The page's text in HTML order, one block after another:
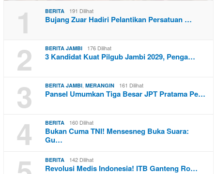
1 BERITA 191 Dilihat
Bujang Zuar Hadiri Pelantikan Persatuan …
2 BERITA JAMBI 176 Dilihat
3 Kandidat Kuat Pilgub Jambi 2029, Penga…
3 BERITA JAMBI, MERANGIN 161 Dilihat
Pansel Umumkan Tiga Besar JPT Pratama Pe…
4 BERITA 160 Dilihat
Bukan Cuma TNI! Mensesneg Buka Suara:
Gu…
BERITA 142 Dilihat
Revolusi Medis Indonesia! ITB Ganteng Ro…